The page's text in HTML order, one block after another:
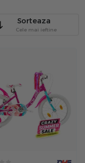
Sorteaza
Cele mai ieftine